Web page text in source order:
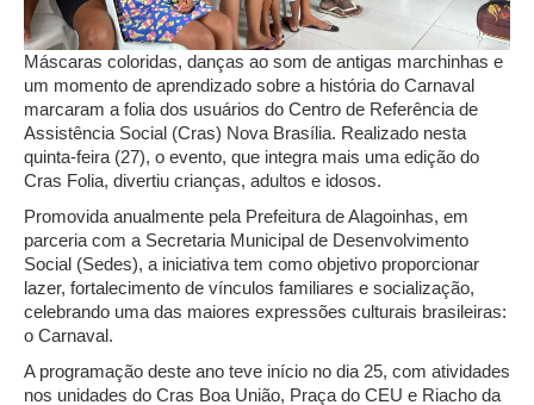
Máscaras coloridas, danças ao som de antigas marchinhas e
um momento de aprendizado sobre a história do Carnaval
marcaram a folia dos usuários do Centro de Referência de
Assistência Social (Cras) Nova Brasília. Realizado nesta
quinta-feira (27), o evento, que integra mais uma edição do
Cras Folia, divertiu crianças, adultos e idosos.
Promovida anualmente pela Prefeitura de Alagoinhas, em
parceria com a Secretaria Municipal de Desenvolvimento
Social (Sedes), a iniciativa tem como objetivo proporcionar
lazer, fortalecimento de vínculos familiares e socialização,
celebrando uma das maiores expressões culturais brasileiras:
o Carnaval.
A programação deste ano teve início no dia 25, com atividades
nos unidades do Cras Boa União, Praça do CEU e Riacho da